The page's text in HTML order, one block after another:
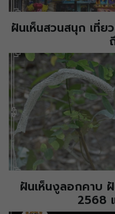
ฝันเห็นสวนสนุก เที่
ฝันเห็นงูลอกคาบ
2568